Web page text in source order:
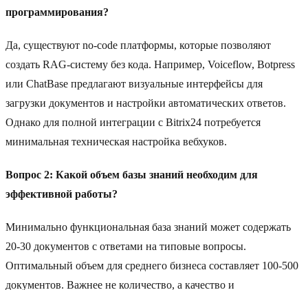
программирования?
Да, существуют no-code платформы, которые позволяют
создать RAG-систему без кода. Например, Voiceflow, Botpress
или ChatBase предлагают визуальные интерфейсы для
загрузки документов и настройки автоматических ответов.
Однако для полной интеграции с Bitrix24 потребуется
минимальная техническая настройка вебхуков.
Вопрос 2: Какой объем базы знаний необходим для
эффективной работы?
Минимально функциональная база знаний может содержать
20-30 документов с ответами на типовые вопросы.
Оптимальный объем для среднего бизнеса составляет 100-500
документов. Важнее не количество, а качество и